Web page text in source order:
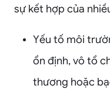
sự kết hợp của
Yếu tố môi
ổn định, vô tổ
thương hoặc